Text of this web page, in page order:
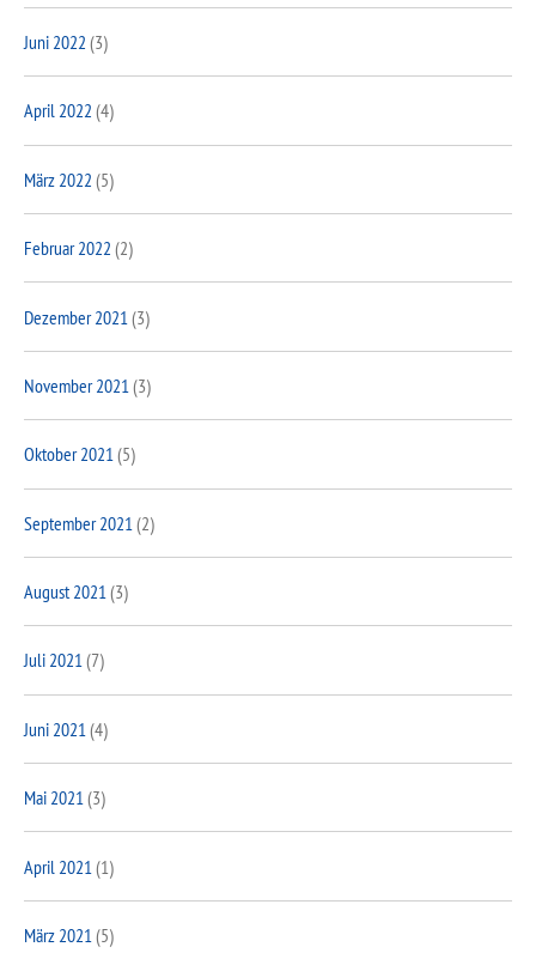
Juni 2022 (3)
April 2022 (4)
März 2022 (5)
Februar 2022 (2)
Dezember 2021 (3)
November 2021 (3)
Oktober 2021(5)
September 2021 (2)
August 2021(3)
Juli 2021(7)
Juni 2021 (4)
Mai 2021(3)
April 2021 (1)
März 2021 (5)